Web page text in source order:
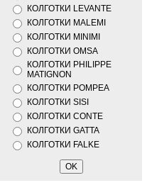
КОЛГОТКИ LEVANTE
КОЛГОТКИ MALEMI
КОЛГОТКИ MINIMI
КОЛГОТКИ OMSA
КОЛГОТКИ PHILIPPE
MATIGNON
КОЛГОТКИ POMPEA
КОЛГОТКИ SISI
КОЛГОТКИ CONTE
КОЛГОТКИ GATTA
КОЛГОТКИ FALKE